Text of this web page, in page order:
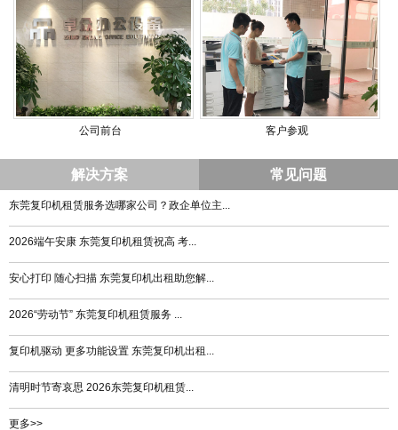
公司前台 客户参观
解决方案 常见问题
东莞复印机租赁服务选哪家公司？政企单位主...
2026端午安康 东莞复印机租赁祝高 考...
安心打印 随心扫描 东莞复印机出租助您解...
2026“劳动节” 东莞复印机租赁服务 ...
复印机驱动 更多功能设置 东莞复印机出租...
清明时节寄哀思 2026东莞复印机租赁...
更多>>